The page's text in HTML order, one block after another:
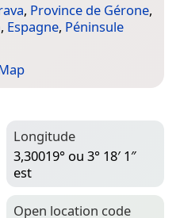
, Province de Gérone,
, Espagne, Péninsule
Longitude
3,30019° ou 3° 18′ 1″
est
Open location code